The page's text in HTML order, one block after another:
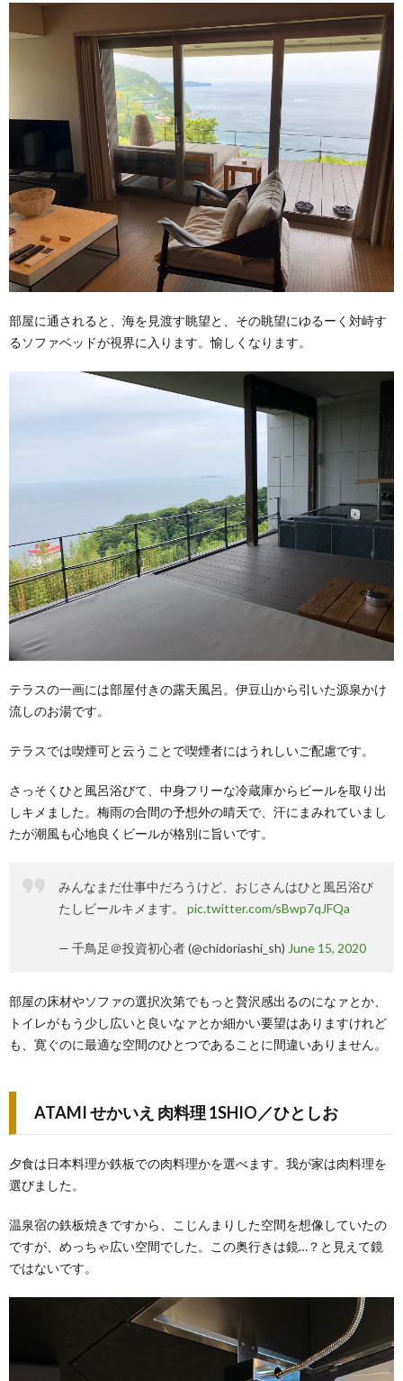
部屋に通されると、海を見渡す眺望と、その眺望にゆるーく対峙す
るソファベッドが視界に入ります。愉しくなります。
テラスの一画には部屋付きの露天風呂。伊豆山から引いた源泉かけ
流しのお湯です。
テラスでは喫煙可と云うことで喫煙者にはうれしいご配慮です。
さっそくひと風呂浴びて、中身フリーな冷蔵庫からビールを取り出
しキメました。梅雨の合間の予想外の晴天で、汗にまみれていまし
たが潮風も心地良くビールが格別に旨いです。
みんなまだ仕事中だろうけど、おじさんはひと風呂浴び
たしビールキメます。 pic.twitter.com/sBwp7qJFQa
— 千鳥足＠投資初心者 (@chidoriashi_sh) June 15, 2020
部屋の床材やソファの選択次第でもっと贅沢感出るのになァとか、
トイレがもう少し広いと良いなァとか細かい要望はありますけれど
も、寛ぐのに最適な空間のひとつであることに間違いありません。
ATAMI せかいえ 肉料理 1SHIO／ひとしお
夕食は日本料理か鉄板での肉料理かを選べます。我が家は肉料理を
選びました。
温泉宿の鉄板焼きですから、こじんまりした空間を想像していたの
ですが、めっちゃ広い空間でした。この奥行きは鏡…？と見えて鏡
ではないです。